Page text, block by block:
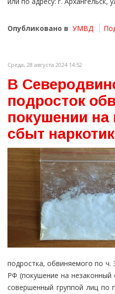
Опубликовано в УМВД
Среда, 28 августа 2024 14:52
В
подросток
покушении на
сбыт
подростка, обвиняемого по ч.
РФ (покушение на незаконный
совершенный группой лиц по